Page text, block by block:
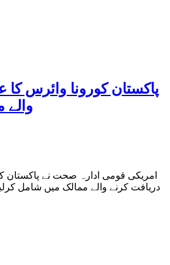
پاکستان کورونا وائرس کا
دریافت کرنے والے ممالک میں شامل